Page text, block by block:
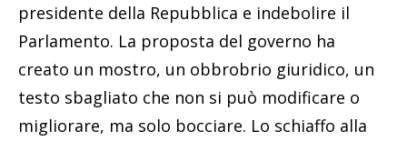
presidente della Repubblica e indebolire il
Parlamento. La proposta del governo ha
creato un mostro, un obbrobrio giuridico, un
testo sbagliato che non si può modificare o
migliorare, ma solo bocciare. Lo schiaffo alla